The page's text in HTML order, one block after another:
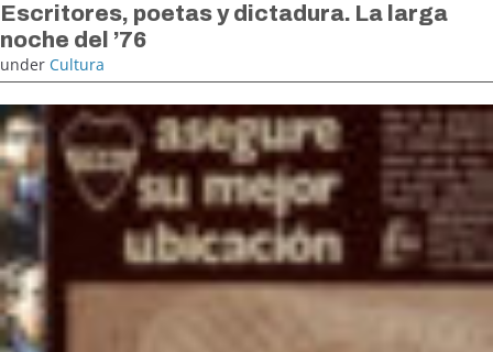
Escritores, poetas y dictadura. La larga
noche del ’76
under Cultura